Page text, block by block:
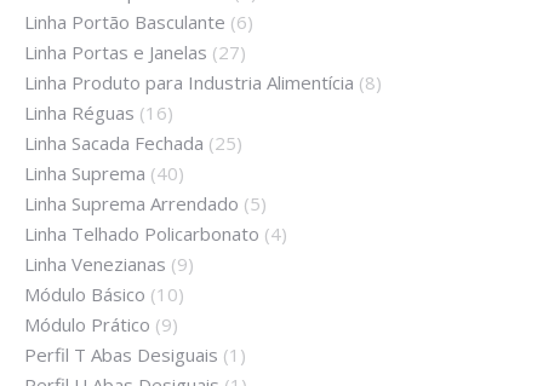
Linha Portão Basculante (6)
Linha Portas e Janelas (27)
Linha Produto para Industria Alimentícia (8)
Linha Réguas (16)
Linha Sacada Fechada (25)
Linha Suprema (40)
Linha Suprema Arrendado (5)
Linha Telhado Policarbonato (4)
Linha Venezianas (9)
Módulo Básico (10)
Módulo Prático (9)
Perfil T Abas Desiguais (1)